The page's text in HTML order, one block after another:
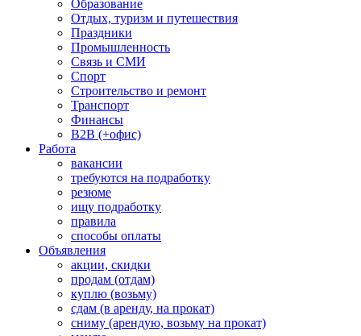
Образование
Отдых, туризм и путешествия
Праздники
Промышленность
Связь и СМИ
Спорт
Строительство и ремонт
Транспорт
Финансы
B2B (+офис)
Работа
вакансии
требуются на подработку
резюме
ищу подработку
правила
способы оплаты
Объявления
акции, скидки
продам (отдам)
куплю (возьму)
сдам (в аренду, на прокат)
сниму (арендую, возьму на прокат)